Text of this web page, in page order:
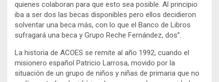
quienes colaboran para que esto sea posible. Al principio
iba a ser dos las becas disponibles pero ellos decidieron
solventar una beca más, con lo que el Banco de Libros
sufragará una beca y Grupo Reche Fernández, dos”.
La historia de ACOES se remite al año 1992, cuando el
misionero español Patricio Larrosa, movido por la
situación de un grupo de niños y niñas de primaria que no